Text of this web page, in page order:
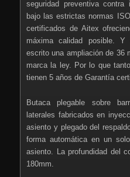
seguridad preventiva
bajo las estrictas normas
certificados de Aitex
máxima calidad posible. Y
escrito una ampliación de 36
marca la ley. Por lo que
tienen 5 años de Garantía
Butaca plegable sobre
laterales fabricados en
asiento y plegado del
forma automática en un
asiento. La profundidad del
180mm.